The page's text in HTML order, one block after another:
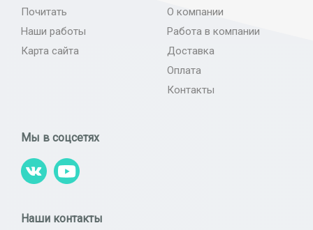
Почитать
Наши работы
Карта сайта
О компании
Работа в компании
Доставка
Оплата
Контакты
Мы в соцсетях
Наши контакты